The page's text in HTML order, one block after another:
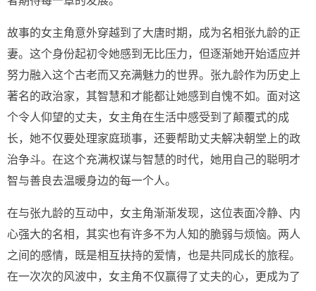
故事的女主角意外穿越到了大唐时期，成为名相张九龄的正
妻。这个身份起初令她感到无比压力，但逐渐她开始适应并
努力融入这个古老而又充满魅力的世界。张九龄作为历史上
著名的政治家，其智慧和才能都让她感到自愧不如。面对这
个令人仰望的丈夫，女主角在生活中感受到了颠覆式的成
长，她不仅要处理家庭琐事，还要帮助丈夫解决朝堂上的政
治争斗。在这个充满权谋与智慧的时代，她用自己的聪明才
智与善良去温暖身边的每一个人。
在与张九龄的互动中，女主角渐渐发现，这位表面冷静、内
心强大的名相，其实也有许多不为人知的脆弱与烦恼。两人
之间的感情，既是相互扶持的爱情，也是共同成长的旅程。
在一次次的风波中，女主角不仅赢得了丈夫的心，更成为了